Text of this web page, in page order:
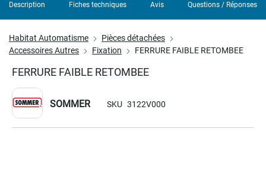
Habitat Automatisme
Pièces détachées
Accessoires Autres
Fixation FERRURE FAIBLE RETOMBEE
FERRURE FAIBLE RETOMBEE
SOMMER SKU 3122V000
Description Fiches techniques Avis Questions / Réponses